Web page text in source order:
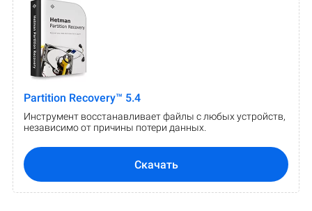
Partition Recovery™ 5.4
Инструмент восстанавливает файлы с любых устройств,
независимо от причины потери данных.
Скачать